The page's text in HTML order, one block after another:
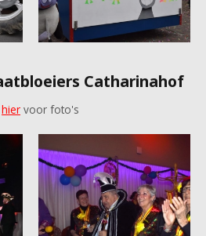
Catharinahof
hier voor foto's